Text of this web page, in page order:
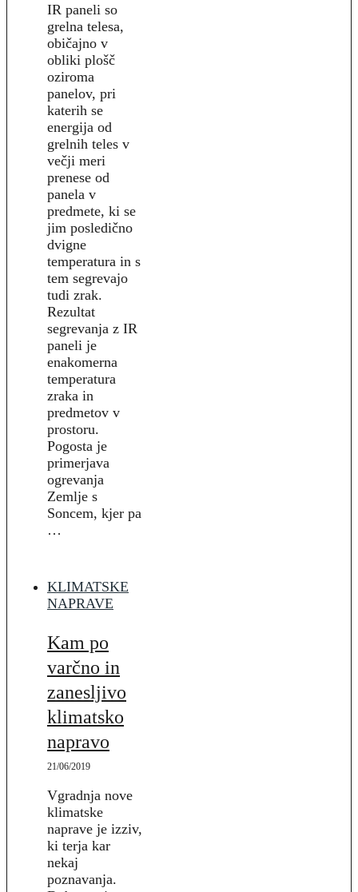
IR paneli so
grelna telesa,
običajno v
obliki plošč
oziroma
panelov, pri
katerih se
energija od
grelnih teles v
večji meri
prenese od
panela v
predmete, ki se
jim posledično
dvigne
temperatura in s
tem segrevajo
tudi zrak.
Rezultat
segrevanja z IR
paneli je
enakomerna
temperatura
zraka in
predmetov v
prostoru.
Pogosta je
primerjava
ogrevanja
Zemlje s
Soncem, kjer pa
…
KLIMATSKE
NAPRAVE
Kam po
varčno in
zanesljivo
klimatsko
napravo
21/06/2019
Vgradnja nove
klimatske
naprave je izziv,
ki terja kar
nekaj
poznavanja.